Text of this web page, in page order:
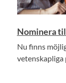
Nominera
Nu finns
vetenskapliga